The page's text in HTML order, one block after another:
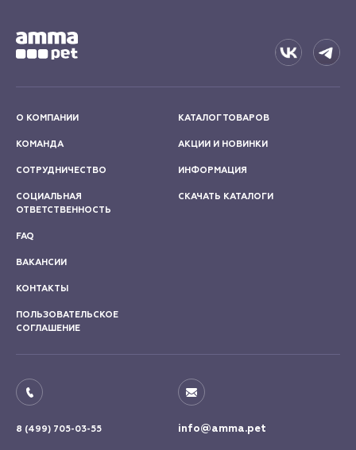
О КОМПАНИИ
КОМАНДА
СОТРУДНИЧЕСТВО
СОЦИАЛЬНАЯ
ОТВЕТСТВЕННОСТЬ
КАТАЛОГ ТОВАРОВ
АКЦИИ И НОВИНКИ
ИНФОРМАЦИЯ
СКАЧАТЬ КАТАЛОГИ
FAQ
ВАКАНСИИ
КОНТАКТЫ
ПОЛЬЗОВАТЕЛЬСКОЕ
СОГЛАШЕНИЕ
8 (499) 705-03-55 info@amma.pet